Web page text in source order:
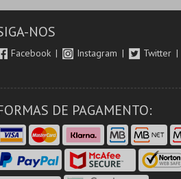
NOS
Facebook Instagram Twitter
DE PAGAMENTO: